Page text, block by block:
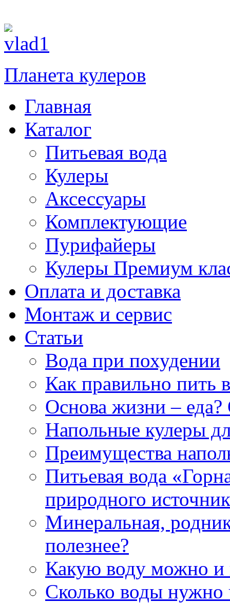
Планета кулеров
Главная
Каталог
Питьевая вода
Кулеры
Аксессуары
Комплектующие
Пурифайеры
Кулеры Премиум
Оплата и доставка
Монтаж и сервис
Статьи
Вода при похудении
Как правильно пить
Основа жизни –
Напольные кулеры
Преимущества
Питьевая вода
природного
Минеральная,
полезнее?
Какую воду можно и
Сколько воды нужно